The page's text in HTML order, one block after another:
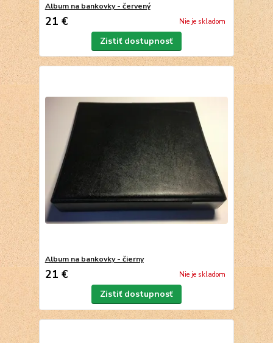
Album na bankovky - červený
21 € Nie je skladom
Zistiť dostupnosť
Album na bankovky - čierny
21 € Nie je skladom
Zistiť dostupnosť